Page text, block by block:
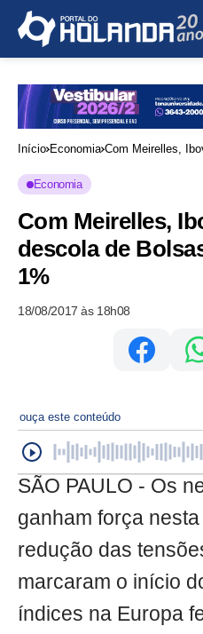
Início Economia Com Meirelles,
Economia
Com Meirelles,
descola de
1%
18/08/2017 às 18h08
ouça este conteúdo
SÃO PAULO - Os
ganham força
redução das
marcaram o início
índices na Europa